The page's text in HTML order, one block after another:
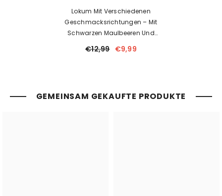
Lokum Mit Verschiedenen
Geschmacksrichtungen – Mit
Schwarzen Maulbeeren Und
€12,99 €9,99
GEMEINSAM GEKAUFTE PRODUKTE